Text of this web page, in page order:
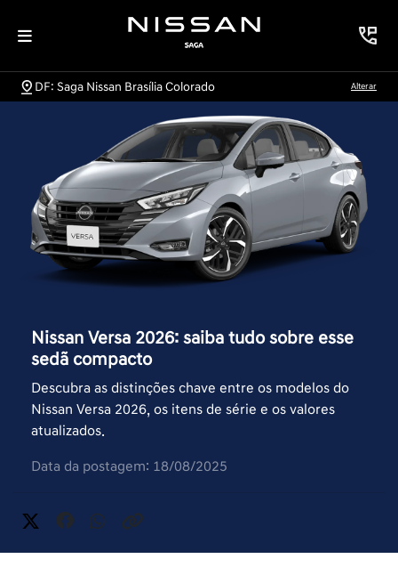
DF: Saga Nissan Brasília Colorado Alterar
Nissan Versa 2026: saiba tudo sobre esse
sedã compacto
Descubra as distinções chave entre os modelos do
Nissan Versa 2026, os itens de série e os valores
atualizados.
Data da postagem: 18/08/2025